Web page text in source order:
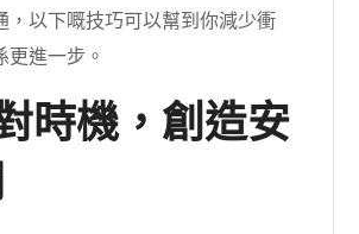
，以下嘅技巧可以幫到你減少衝
更進一步。
時機，創造安